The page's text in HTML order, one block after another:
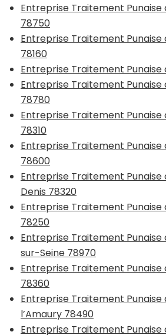
Entreprise Traitement
78750
Entreprise Traitement
78160
Entreprise Traitement Punaise
Entreprise Traitement Punaise
78780
Entreprise Traitement Punaise
78310
Entreprise Traitement Punaise
78600
Entreprise Traitement Punaise
Denis 78320
Entreprise Traitement Punaise
78250
Entreprise Traitement Punaise
sur-Seine 78970
Entreprise Traitement Punaise
78360
Entreprise Traitement
l’Amaury 78490
Entreprise Traitement